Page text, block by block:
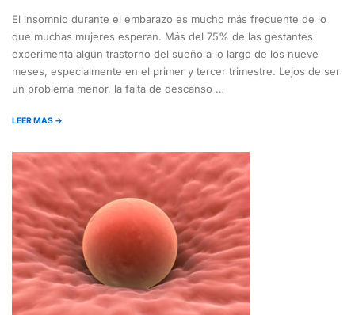
El insomnio durante el embarazo es mucho más frecuente de lo
que muchas mujeres esperan. Más del 75% de las gestantes
experimenta algún trastorno del sueño a lo largo de los nueve
meses, especialmente en el primer y tercer trimestre. Lejos de ser
un problema menor, la falta de descanso …
LEER MAS →